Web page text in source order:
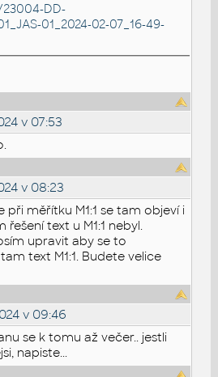
DD-
01_2024-02-07_16-49-
v 07:53
v 08:23
při měřítku M1:1 se tam objeví i
řešení text u M1:1 nebyl.
upravit aby se to
text M1:1. Budete velice
v 09:46
se k tomu až večer.. jestli
napiste...